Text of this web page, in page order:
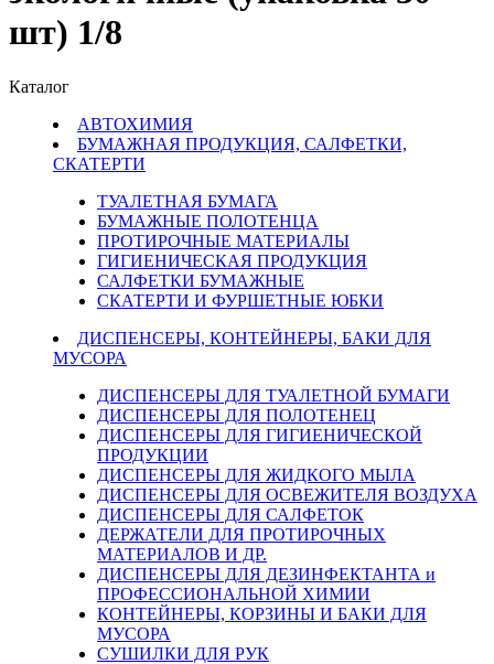
шт) 1/8
Каталог
АВТОХИМИЯ
БУМАЖНАЯ ПРОДУКЦИЯ, САЛФЕТКИ,
СКАТЕРТИ
ТУАЛЕТНАЯ БУМАГА
БУМАЖНЫЕ ПОЛОТЕНЦА
ПРОТИРОЧНЫЕ МАТЕРИАЛЫ
ГИГИЕНИЧЕСКАЯ ПРОДУКЦИЯ
САЛФЕТКИ БУМАЖНЫЕ
СКАТЕРТИ И ФУРШЕТНЫЕ ЮБКИ
ДИСПЕНСЕРЫ, КОНТЕЙНЕРЫ, БАКИ ДЛЯ
МУСОРА
ДИСПЕНСЕРЫ ДЛЯ ТУАЛЕТНОЙ БУМАГИ
ДИСПЕНСЕРЫ ДЛЯ ПОЛОТЕНЕЦ
ДИСПЕНСЕРЫ ДЛЯ ГИГИЕНИЧЕСКОЙ
ПРОДУКЦИИ
ДИСПЕНСЕРЫ ДЛЯ ЖИДКОГО МЫЛА
ДИСПЕНСЕРЫ ДЛЯ ОСВЕЖИТЕЛЯ ВОЗДУХА
ДИСПЕНСЕРЫ ДЛЯ САЛФЕТОК
ДЕРЖАТЕЛИ ДЛЯ ПРОТИРОЧНЫХ
МАТЕРИАЛОВ И ДР.
ДИСПЕНСЕРЫ ДЛЯ ДЕЗИНФЕКТАНТА и
ПРОФЕССИОНАЛЬНОЙ ХИМИИ
КОНТЕЙНЕРЫ, КОРЗИНЫ И БАКИ ДЛЯ
МУСОРА
СУШИЛКИ ДЛЯ РУК